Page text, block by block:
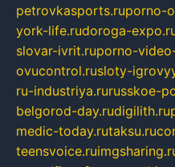
petrovkasports.ruporno-
york-life.rudoroga-
slovar-ivrit.ruporno-
ovucontrol.rusloty-
ru-industriya.rurusskoe-
belgorod-day.rudigilith.ru
medic-today.rutaksu.ru
teensvoice.ru